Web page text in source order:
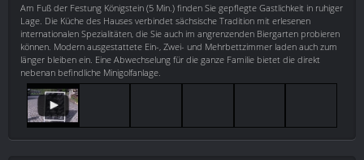
Am Fuß der Festung Königstein (5 Min.) finden Sie gepflegte Gastlichkeit in ruhiger
Lage. Die Küche des Hauses verbindet sächsische Tradition mit erlesenen
internationalen Spezialitäten, die Sie auch im angrenzenden Biergarten probieren
können. Modern ausgestattete Ein-, Zwei- und Mehrbettzimmer laden auch zum
länger bleiben ein. Eine Abwechselung für die ganze Familie bietet die direkt
nebenan befindliche Minigolfanlage.